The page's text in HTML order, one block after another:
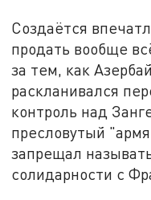
Создаётся
продать вообще
за тем, как
раскланивался
контроль над
пресловутый
запрещал
солидарности с